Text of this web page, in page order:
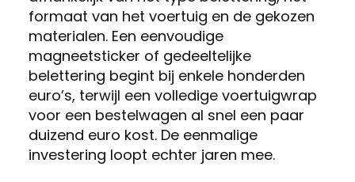
formaat van het voertuig en de gekozen
materialen. Een eenvoudige
magneetsticker of gedeeltelijke
belettering begint bij enkele honderden
euro’s, terwijl een volledige voertuigwrap
voor een bestelwagen al snel een paar
duizend euro kost. De eenmalige
investering loopt echter jaren mee.